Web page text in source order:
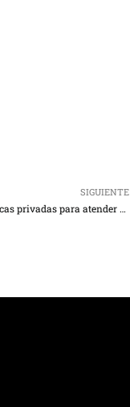
SIGUIENTE
Cruz Roja Zulia se une con clínicas privadas para atender emergencias